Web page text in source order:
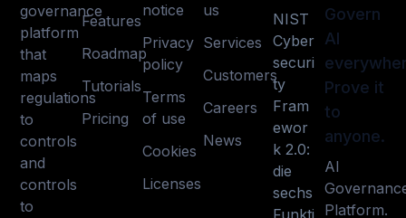
governance
platform
that
maps
regulations
to
controls
and
controls
to
Features
Roadmap
Tutorials
Pricing
notice
Privacy
policy
Terms
of use
Cookies
Licenses
us
Services
Customers
Careers
News
NIST
Cyber
securi
ty
Fram
ewor
k 2.0:
die
sechs
Funkti
Govern
AI
Prove it
to
anyone.
AI
Platform.